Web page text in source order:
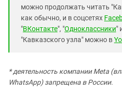
можно продолжать читать
как обычно, и в соцсетях
"ВКонтакте", "Одноклассники"
"Кавказского узла" можно в
* деятельность компании Meta
WhatsApp) запрещена в России.